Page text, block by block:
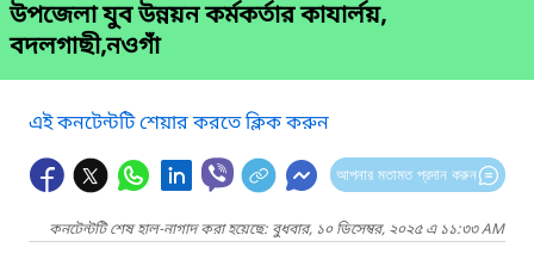
উপজেলা যুব উন্নয়ন কর্মকর্তার কাযার্লয়,
বদলগাছী,নওগাঁ
এই কনটেন্টটি শেয়ার করতে ক্লিক করুন
আপনার মতামত প্রদান করুন
কনটেন্টটি শেষ হাল-নাগাদ করা হয়েছে: বুধবার, ১০ ডিসেম্বর, ২০২৫ এ ১১:৩৩ AM